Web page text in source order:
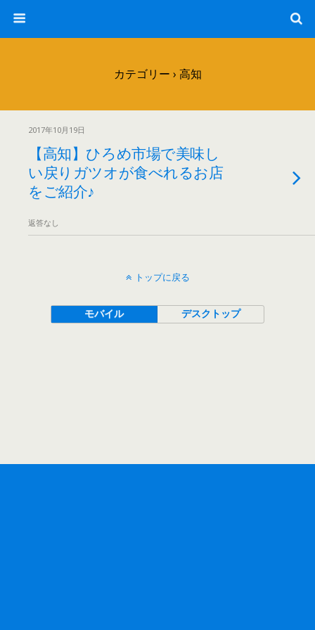
カテゴリー › 高知
2017年10月19日
【高知】ひろめ市場で美味し
い戻りガツオが食べれるお店
をご紹介♪
返答なし
トップに戻る
モバイル デスクトップ